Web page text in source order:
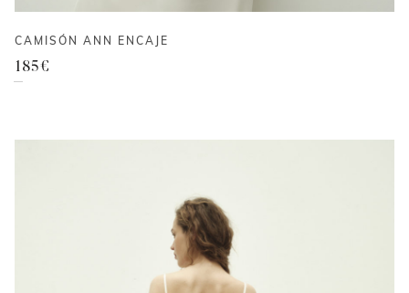
CAMISÓN ANN ENCAJE
185€